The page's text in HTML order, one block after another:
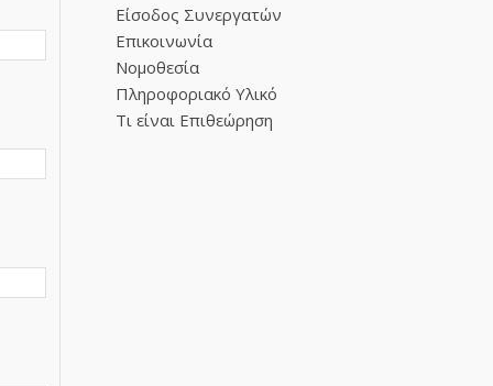
Είσοδος Συνεργατών
Επικοινωνία
Νομοθεσία
Πληροφοριακό Υλικό
Τι είναι Επιθεώρηση